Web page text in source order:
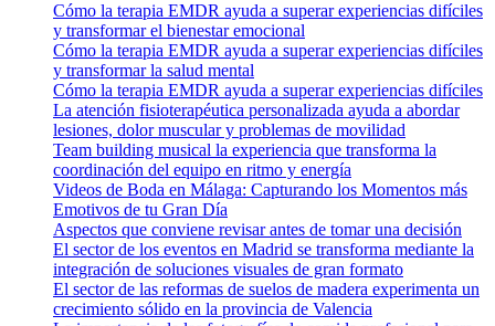
Cómo la terapia EMDR ayuda a superar experiencias difíciles
y transformar el bienestar emocional
Cómo la terapia EMDR ayuda a superar experiencias difíciles
y transformar la salud mental
Cómo la terapia EMDR ayuda a superar experiencias difíciles
La atención fisioterapéutica personalizada ayuda a abordar
lesiones, dolor muscular y problemas de movilidad
Team building musical la experiencia que transforma la
coordinación del equipo en ritmo y energía
Videos de Boda en Málaga: Capturando los Momentos más
Emotivos de tu Gran Día
Aspectos que conviene revisar antes de tomar una decisión
El sector de los eventos en Madrid se transforma mediante la
integración de soluciones visuales de gran formato
El sector de las reformas de suelos de madera experimenta un
crecimiento sólido en la provincia de Valencia